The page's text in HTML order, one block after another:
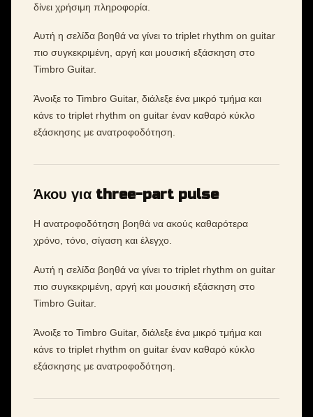
δίνει χρήσιμη πληροφορία.
Αυτή η σελίδα βοηθά να γίνει το triplet rhythm on guitar
πιο συγκεκριμένη, αργή και μουσική εξάσκηση στο
Timbro Guitar.
Άνοιξε το Timbro Guitar, διάλεξε ένα μικρό τμήμα και
κάνε το triplet rhythm on guitar έναν καθαρό κύκλο
εξάσκησης με ανατροφοδότηση.
Άκου για three-part pulse
Η ανατροφοδότηση βοηθά να ακούς καθαρότερα
χρόνο, τόνο, σίγαση και έλεγχο.
Αυτή η σελίδα βοηθά να γίνει το triplet rhythm on guitar
πιο συγκεκριμένη, αργή και μουσική εξάσκηση στο
Timbro Guitar.
Άνοιξε το Timbro Guitar, διάλεξε ένα μικρό τμήμα και
κάνε το triplet rhythm on guitar έναν καθαρό κύκλο
εξάσκησης με ανατροφοδότηση.